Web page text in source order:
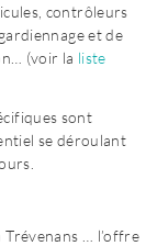
contrôleurs
et de
(voir la liste
sont
se déroulant
Trévenans … l’offre